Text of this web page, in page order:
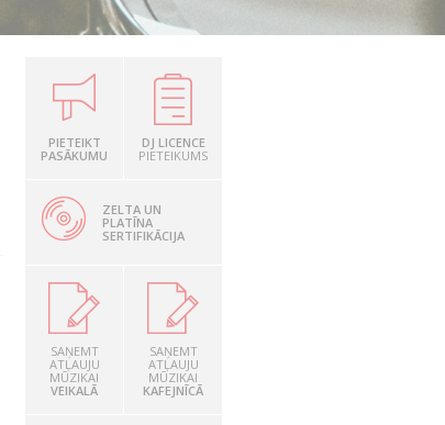
PIETEIKT
PASĀKUMU
DJ LICENCE
PIETEIKUMS
ZELTA UN
PLATĪNA
SERTIFIKĀCIJA
SAŅEMT
ATĻAUJU
MŪZIKAI
VEIKALĀ
SAŅEMT
ATĻAUJU
MŪZIKAI
KAFEJNĪCĀ